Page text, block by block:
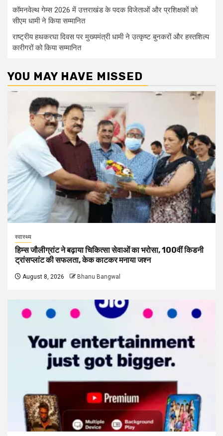
कॉमनवेल्थ गेम्स 2026 में उत्तराखंड के पदक विजेताओं और प्रशिक्षकों को
सीएम धामी ने किया सम्मानित
राष्ट्रीय हथकरघा दिवस पर मुख्यमंत्री धामी ने उत्कृष्ट बुनकरों और हस्तशिल्प
कारीगरों को किया सम्मानित
YOU MAY HAVE MISSED
स्वास्थ्य
हिम्स जौलीग्रांट ने बढ़ाया चिकित्सा सेवाओं का भरोसा, 100वीं किडनी
ट्रांसप्लांट की सफलता, केक काटकर मनाया जश्न
August 8, 2026 Bhanu Bangwal